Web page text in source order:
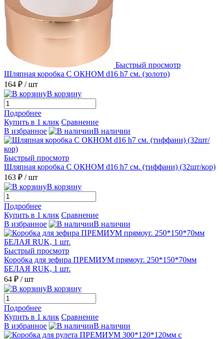
Быстрый просмотр
Шляпная коробка С ОКНОМ d16 h7 см. (золото)
164 ₽ / шт
В корзину
Подробнее
Купить в 1 клик Сравнение
В избранное
В наличии
Быстрый просмотр
Шляпная коробка С ОКНОМ d16 h7 см. (тиффани) (32шт/кор)
163 ₽ / шт
В корзину
Подробнее
Купить в 1 клик Сравнение
В избранное
В наличии
Быстрый просмотр
Коробка для зефира ПРЕМИУМ прямоуг. 250*150*70мм
БЕЛАЯ RUK, 1 шт.
64 ₽ / шт
В корзину
Подробнее
Купить в 1 клик Сравнение
В избранное
В наличии